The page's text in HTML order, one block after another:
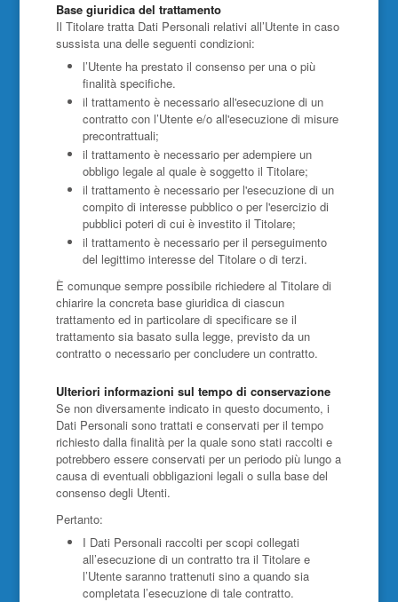
Base giuridica del trattamento
Il Titolare tratta Dati Personali relativi all’Utente in caso
sussista una delle seguenti condizioni:
l’Utente ha prestato il consenso per una o più
finalità specifiche.
il trattamento è necessario all'esecuzione di un
contratto con l’Utente e/o all'esecuzione di misure
precontrattuali;
il trattamento è necessario per adempiere un
obbligo legale al quale è soggetto il Titolare;
il trattamento è necessario per l'esecuzione di un
compito di interesse pubblico o per l'esercizio di
pubblici poteri di cui è investito il Titolare;
il trattamento è necessario per il perseguimento
del legittimo interesse del Titolare o di terzi.
È comunque sempre possibile richiedere al Titolare di
chiarire la concreta base giuridica di ciascun
trattamento ed in particolare di specificare se il
trattamento sia basato sulla legge, previsto da un
contratto o necessario per concludere un contratto.
Ulteriori informazioni sul tempo di conservazione
Se non diversamente indicato in questo documento, i
Dati Personali sono trattati e conservati per il tempo
richiesto dalla finalità per la quale sono stati raccolti e
potrebbero essere conservati per un periodo più lungo a
causa di eventuali obbligazioni legali o sulla base del
consenso degli Utenti.
Pertanto:
I Dati Personali raccolti per scopi collegati
all’esecuzione di un contratto tra il Titolare e
l’Utente saranno trattenuti sino a quando sia
completata l’esecuzione di tale contratto.